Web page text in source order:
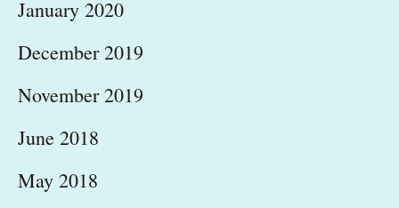
January 2020
December 2019
November 2019
June 2018
May 2018